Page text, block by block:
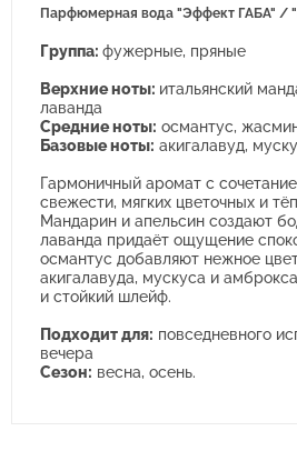
Парфюмерная вода "Эффект ГАБА" /
Группа: фужерные, пряные
Верхние ноты: итальянский
лаванда
Средние ноты: османтус,
Базовые ноты: акигалавуд,
Гармоничный аромат с
свежести, мягких цветочных и
Мандарин и апельсин создают
лаванда придаёт ощущение
османтус добавляют нежное
акигалавуда, мускуса и
и стойкий шлейф.
Подходит для: повседневного
вечера
Сезон: весна, осень.